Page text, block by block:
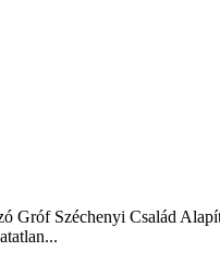
Gróf Széchenyi Család